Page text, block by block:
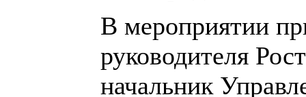
В мероприятии
руководителя
начальник